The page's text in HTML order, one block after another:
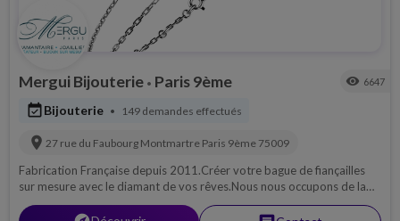
Mergui Bijouterie • Paris 9ème visibility 6647
event_availableBijouterie • 149 demandes effectués
location_on 27 rue du Faubourg Montmartre Paris 9ème 75009
Fabrication Française depuis 2011.Créer votre bague de fiançailles
sur mesure avec le diamant de vos rêves.Nous nous occupons de la
fabrication de vos bagues ainsi que vos alliances.